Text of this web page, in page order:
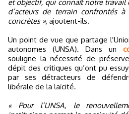
et objectif, qui connaît notre travail
d’acteurs de terrain confrontés
concrètes », ajoutent-ils.
Un point de vue que partage
autonomes (UNSA). Dans un
souligne la nécessité de
dépit des critiques qu’ont pu
par ses détracteurs de
libérale de la laïcité.
« Pour l’UNSA, le